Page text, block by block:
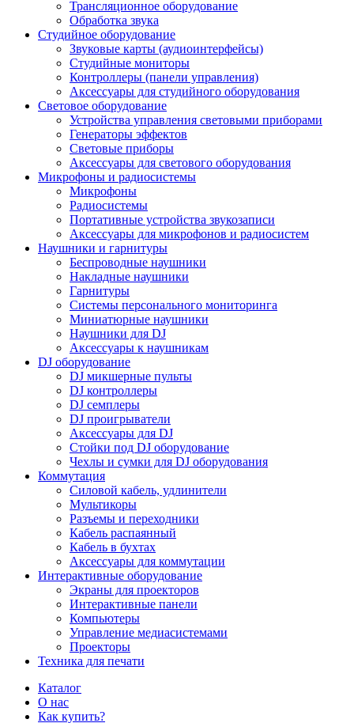
Трансляционное оборудование
Обработка звука
Студийное оборудование
Звуковые карты (аудиоинтерфейсы)
Студийные мониторы
Контроллеры (панели управления)
Аксессуары для студийного оборудования
Световое оборудование
Устройства управления световыми приборами
Генераторы эффектов
Световые приборы
Аксессуары для светового оборудования
Микрофоны и радиосистемы
Микрофоны
Радиосистемы
Портативные устройства звукозаписи
Аксессуары для микрофонов и радиосистем
Наушники и гарнитуры
Беспроводные наушники
Накладные наушники
Гарнитуры
Системы персонального мониторинга
Миниатюрные наушники
Наушники для DJ
Аксессуары к наушникам
DJ оборудование
DJ микшерные пульты
DJ контроллеры
DJ семплеры
DJ проигрыватели
Аксессуары для DJ
Стойки под DJ оборудование
Чехлы и сумки для DJ оборудования
Коммутация
Силовой кабель, удлинители
Мультикоры
Разъемы и переходники
Кабель распаянный
Кабель в бухтах
Аксессуары для коммутации
Интерактивные оборудование
Экраны для проекторов
Интерактивные панели
Компьютеры
Управление медиасистемами
Проекторы
Техника для печати
Каталог
О нас
Как купить?